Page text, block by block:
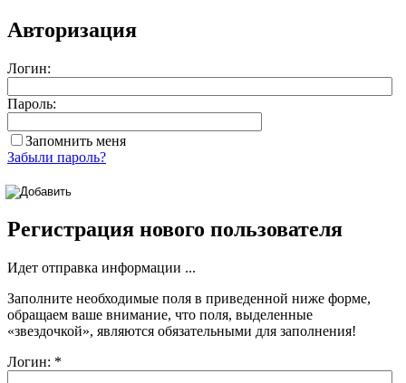
Авторизация
Логин:
Пароль:
Запомнить меня
Забыли пароль?
Регистрация нового пользователя
Идет отправка информации ...
Заполните необходимые поля в приведенной ниже форме,
обращаем ваше внимание, что поля, выделенные
«звездочкой», являются обязательными для заполнения!
Логин: *